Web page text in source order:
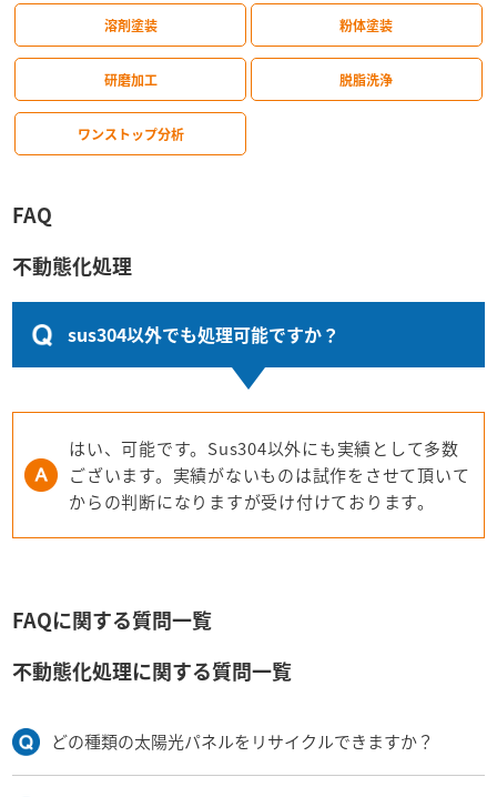
溶剤塗装 粉体塗装
研磨加工 脱脂洗浄
ワンストップ分析
FAQ
不動態化処理
sus304以外でも処理可能ですか？
はい、可能です。Sus304以外にも実績として多数
ございます。実績がないものは試作をさせて頂いて
からの判断になりますが受け付けております。
FAQに関する質問一覧
不動態化処理に関する質問一覧
どの種類の太陽光パネルをリサイクルできますか？